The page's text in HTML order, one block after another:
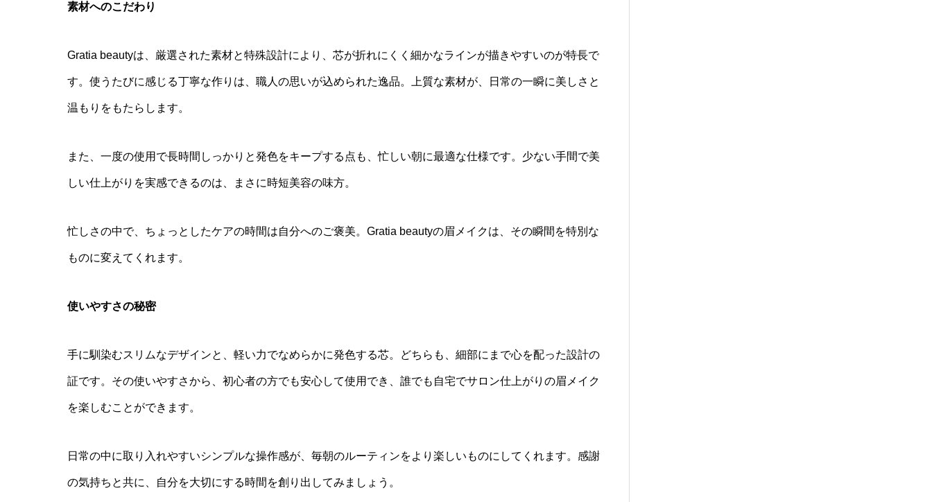
素材へのこだわり
Gratia beautyは、厳選された素材と特殊設計により、芯が折れにくく細かなラインが描きやすいのが特長で
す。使うたびに感じる丁寧な作りは、職人の思いが込められた逸品。上質な素材が、日常の一瞬に美しさと
温もりをもたらします。
また、一度の使用で長時間しっかりと発色をキープする点も、忙しい朝に最適な仕様です。少ない手間で美
しい仕上がりを実感できるのは、まさに時短美容の味方。
忙しさの中で、ちょっとしたケアの時間は自分へのご褒美。Gratia beautyの眉メイクは、その瞬間を特別な
ものに変えてくれます。
使いやすさの秘密
手に馴染むスリムなデザインと、軽い力でなめらかに発色する芯。どちらも、細部にまで心を配った設計の
証です。その使いやすさから、初心者の方でも安心して使用でき、誰でも自宅でサロン仕上がりの眉メイク
を楽しむことができます。
日常の中に取り入れやすいシンプルな操作感が、毎朝のルーティンをより楽しいものにしてくれます。感謝
の気持ちと共に、自分を大切にする時間を創り出してみましょう。